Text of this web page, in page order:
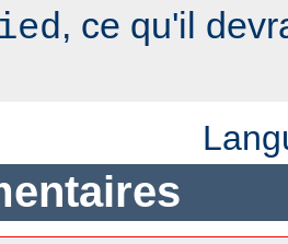
, ce qu'il